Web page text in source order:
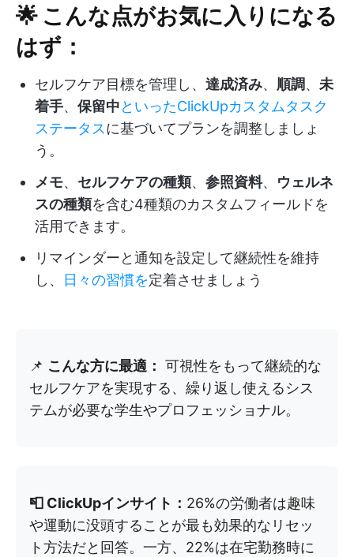
🌟 こんな点がお気に入りになる
はず：
セルフケア目標を管理し、 達成済み、 順調、 未
着手、 保留中といったClickUpカスタムタスク
ステータスに基づいてプランを調整しましょ
う。
メモ、 セルフケアの種類、 参照資料、 ウェルネ
スの種類を含む4種類のカスタムフィールドを
活用できます。
リマインダーと通知を設定して継続性を維持
し、
日々の習慣を定着させましょう
📌 こんな方に最適： 可視性をもって継続的な
セルフケアを実現する、繰り返し使えるシス
テムが必要な学生やプロフェッショナル。
📮 ClickUpインサイト： 26%の労働者は趣味
や運動に没頭することが最も効果的なリセッ
ト方法だと回答。一方、22%は在宅勤務時に